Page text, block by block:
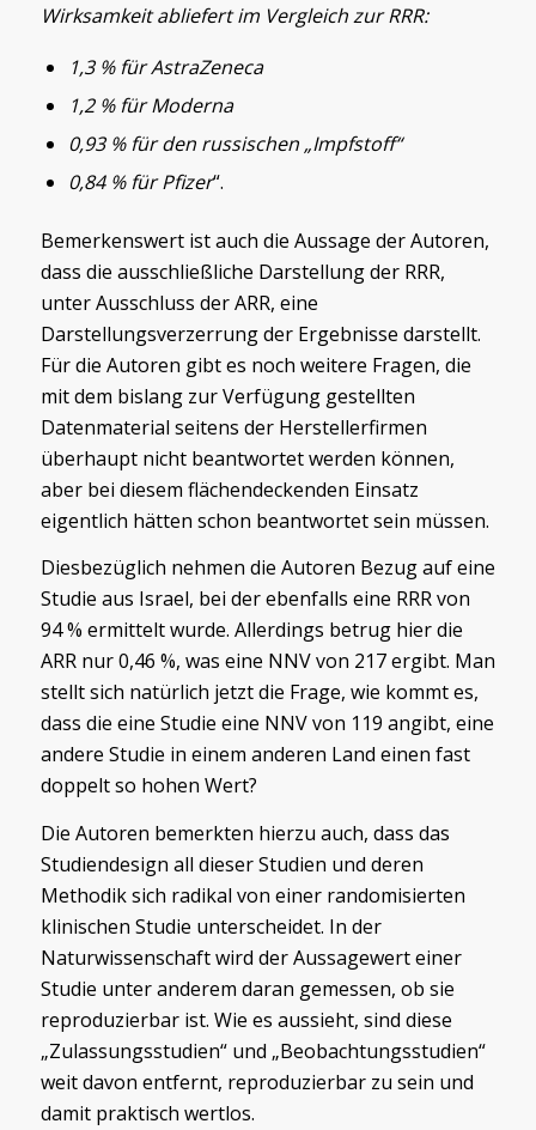
Wirksamkeit abliefert im Vergleich zur RRR:
1,3 % für AstraZeneca
1,2 % für Moderna
0,93 % für den russischen „Impfstoff“
0,84 % für Pfizer“.
Bemerkenswert ist auch die Aussage der Autoren,
dass die ausschließliche Darstellung der RRR,
unter Ausschluss der ARR, eine
Darstellungsverzerrung der Ergebnisse darstellt.
Für die Autoren gibt es noch weitere Fragen, die
mit dem bislang zur Verfügung gestellten
Datenmaterial seitens der Herstellerfirmen
überhaupt nicht beantwortet werden können,
aber bei diesem flächendeckenden Einsatz
eigentlich hätten schon beantwortet sein müssen.
Diesbezüglich nehmen die Autoren Bezug auf eine
Studie aus Israel, bei der ebenfalls eine RRR von
94 % ermittelt wurde. Allerdings betrug hier die
ARR nur 0,46 %, was eine NNV von 217 ergibt. Man
stellt sich natürlich jetzt die Frage, wie kommt es,
dass die eine Studie eine NNV von 119 angibt, eine
andere Studie in einem anderen Land einen fast
doppelt so hohen Wert?
Die Autoren bemerkten hierzu auch, dass das
Studiendesign all dieser Studien und deren
Methodik sich radikal von einer randomisierten
klinischen Studie unterscheidet. In der
Naturwissenschaft wird der Aussagewert einer
Studie unter anderem daran gemessen, ob sie
reproduzierbar ist. Wie es aussieht, sind diese
„Zulassungsstudien“ und „Beobachtungsstudien“
weit davon entfernt, reproduzierbar zu sein und
damit praktisch wertlos.